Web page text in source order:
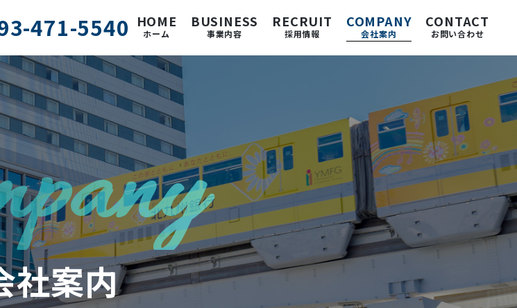
471-5540 HOME
ホーム
BUSINESS
事業内容
RECRUIT
採用情報
COMPANY
会社案内
CONTACT
お問い合わせ
社案内